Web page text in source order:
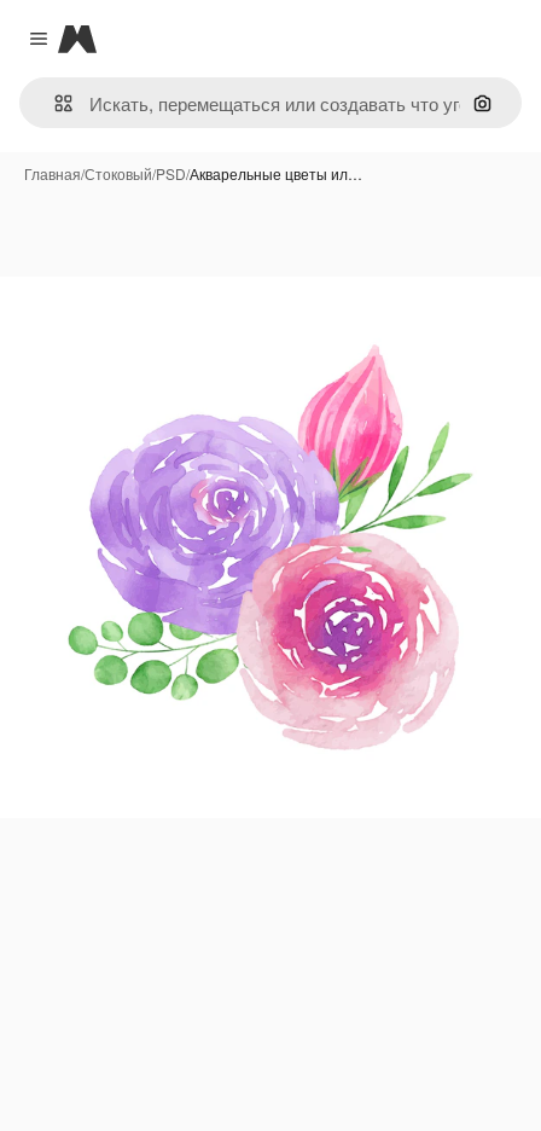
Close menu
Magnific
Поиск
Главная/Стоковый/PSD/Акварельные цветы ил…